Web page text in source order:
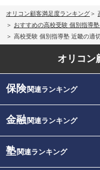
オリコン顧客満足度ランキング
おすすめの高校受験 個別指導
高校受験 個別指導塾 近畿の適
オリコン
保険関連ランキング
金融関連ランキング
塾関連ランキング